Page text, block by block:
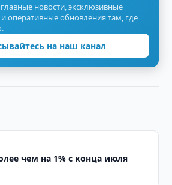
новости, эксклюзивные
оперативные обновления там, где
на наш канал
чем на 1% с конца июля